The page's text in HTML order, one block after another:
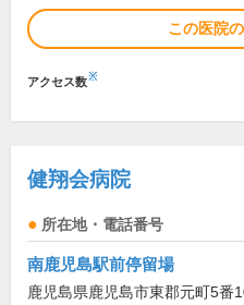
この医院
アクセス数※
健翔会病院
所在地・電話番号
南鹿児島駅前停留場
鹿児島県鹿児島市東郡元町5番